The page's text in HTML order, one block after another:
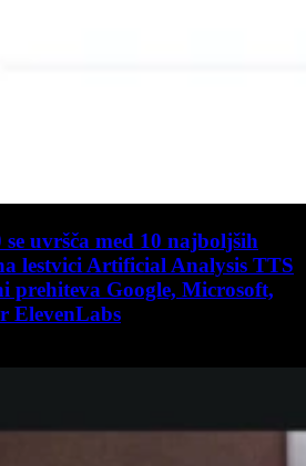
se uvršča med 10 najboljših
lestvici Artificial Analysis TTS
prehiteva Google, Microsoft,
ElevenLabs